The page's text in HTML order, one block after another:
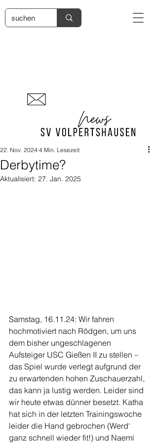
Derbytime?
22. Nov. 2024 4 Min. Lesezeit
Aktualisiert: 27. Jan. 2025
Samstag, 16.11.24: Wir fahren
hochmotiviert nach Rödgen, um uns
dem bisher ungeschlagenen
Aufsteiger USC Gießen II zu stellen –
das Spiel wurde verlegt aufgrund der
zu erwartenden hohen Zuschauerzahl,
das kann ja lustig werden. Leider sind
wir heute etwas dünner besetzt. Katha
hat sich in der letzten Trainingswoche
leider die Hand gebrochen (Werd‘
ganz schnell wieder fit!) und Naemi